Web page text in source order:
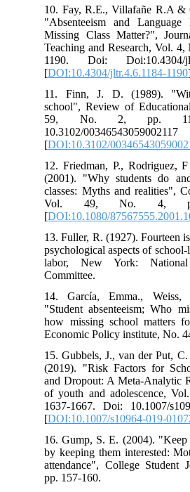
10. Fay, R.E., Villafañe R.A &
"Absenteeism and
Missing Class Matter?",
Teaching and Research, Vol.
1190. Doi: Doi:10.4304/
[DOI:10.4304/jltr.4.6.1184-
11. Finn, J. D. (1989).
school", Review of
59, No. 2, pp.
10.3102/00346543059002117
[DOI:10.3102/
12. Friedman, P., Rodriguez,
(2001). "Why students do
classes: Myths and realities",
Vol. 49, No. 4,
[DOI:10.1080/
13. Fuller, R. (1927). Fourteen
psychological aspects of
labor, New York:
Committee.
14. García, Emma.,
"Student absenteeism; Who
how missing school matters
Economic Policy institute, No.
15. Gubbels, J., van der Put,
(2019). "Risk Factors for
and Dropout: A Meta-Analytic
of youth and adolescence,
1637-1667. Doi: 10.1007/
[DOI:10.1007/s10964-019-
16. Gump, S. E. (2004).
by keeping them interested:
attendance", College
pp. 157-160.